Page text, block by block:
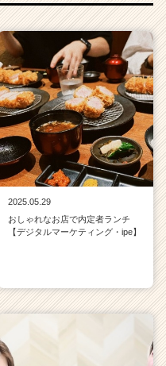
2025.05.29
おしゃれなお店で内定者ランチ
【デジタルマーケティング・ipe】